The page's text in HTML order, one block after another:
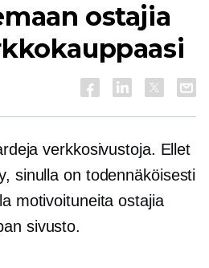
ostajia
verkkosivustoja. Ellet
sinulla on todennäköisesti
motivoituneita ostajia
sivusto.